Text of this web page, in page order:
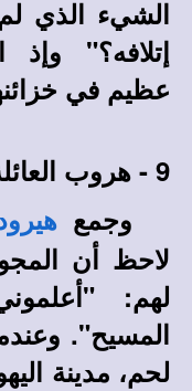
الشيء الذي لم
إتلافه؟" وإذ
عظيم في
9 - هروب العائلة إلى مصر:
وجمع
لاحظ أن
لهم:
المسيح".
لحم، مدينة